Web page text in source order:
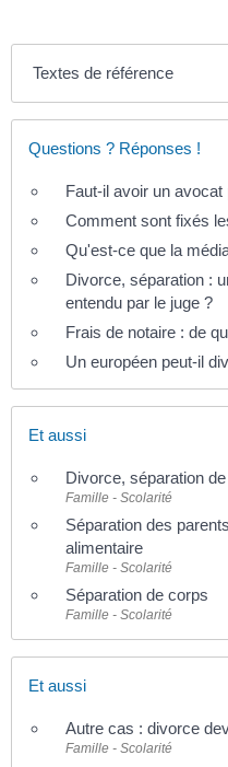
Textes de référence
Questions ? Réponses !
Faut-il avoir un
Comment sont fixés
Qu'est-ce que la
Divorce, séparation :
entendu par le juge ?
Frais de notaire : de
Un européen peut-il
Et aussi
Divorce, séparation
Famille - Scolarité
Séparation des
alimentaire
Famille - Scolarité
Séparation de corps
Famille - Scolarité
Et aussi
Autre cas : divorce
Famille - Scolarité